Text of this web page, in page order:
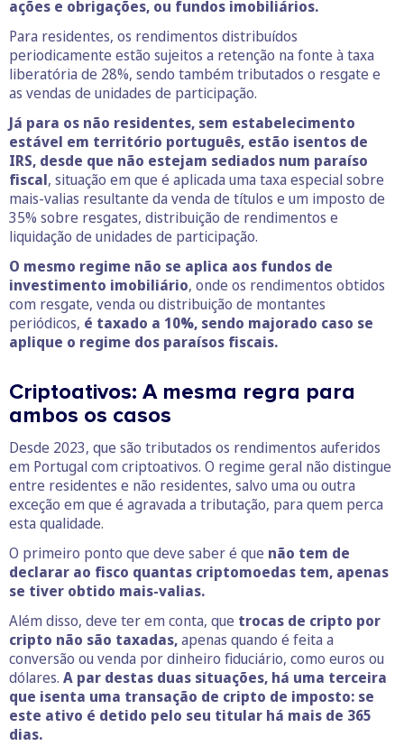
ações e obrigações, ou fundos imobiliários.
Para residentes, os rendimentos distribuídos
periodicamente estão sujeitos a retenção na fonte à taxa
liberatória de 28%, sendo também tributados o resgate e
as vendas de unidades de participação.
Já para os não residentes, sem estabelecimento
estável em território português, estão isentos de
IRS, desde que não estejam sediados num paraíso
fiscal, situação em que é aplicada uma taxa especial sobre
mais-valias resultante da venda de títulos e um imposto de
35% sobre resgates, distribuição de rendimentos e
liquidação de unidades de participação.
O mesmo regime não se aplica aos fundos de
investimento imobiliário, onde os rendimentos obtidos
com resgate, venda ou distribuição de montantes
periódicos, é taxado a 10%, sendo majorado caso se
aplique o regime dos paraísos fiscais.
Criptoativos: A mesma regra para
ambos os casos
Desde 2023, que são tributados os rendimentos auferidos
em Portugal com criptoativos. O regime geral não distingue
entre residentes e não residentes, salvo uma ou outra
exceção em que é agravada a tributação, para quem perca
esta qualidade.
O primeiro ponto que deve saber é que não tem de
declarar ao fisco quantas criptomoedas tem, apenas
se tiver obtido mais-valias.
Além disso, deve ter em conta, que trocas de cripto por
cripto não são taxadas,apenas quando é feita a
conversão ou venda por dinheiro fiduciário, como euros ou
dólares. A par destas duas situações, há uma terceira
que isenta uma transação de cripto de imposto: se
este ativo é detido pelo seu titular há mais de 365
dias.